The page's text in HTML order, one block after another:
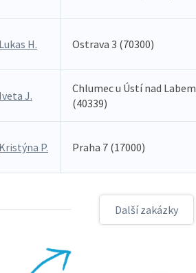
Lukas H. Ostrava 3 (70300)
Iveta J.
Chlumec u Ústí nad Labem
(40339)
Kristýna P. Praha 7 (17000)
Další zakázky